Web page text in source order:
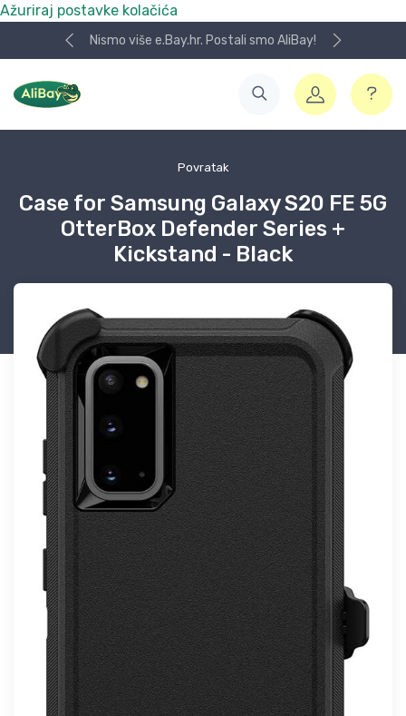
Ažuriraj postavke kolačića
Nismo više e.Bay.hr. Postali smo AliBay!
Povratak
Case for Samsung Galaxy S20 FE 5G
OtterBox Defender Series +
Kickstand - Black